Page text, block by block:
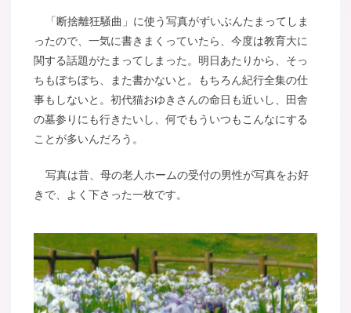
「断捨離狂騒曲」に使う写真がずいぶんたまってしま
ったので、一気に書きまくっていたら、今度は教育大に
関する話題がたまってしまった。明日あたりから、そっ
ちもぼちぼち、また書かないと。もちろん紀行全集の仕
事もしないと。初代猫おゆきさんの命日も近いし、田舎
の墓参りにも行きたいし、何でもういつもこんなにする
ことが多いんだろう。
写真は昔、母の老人ホームの受付の男性が写真をお好
きで、よく下さった一枚です。